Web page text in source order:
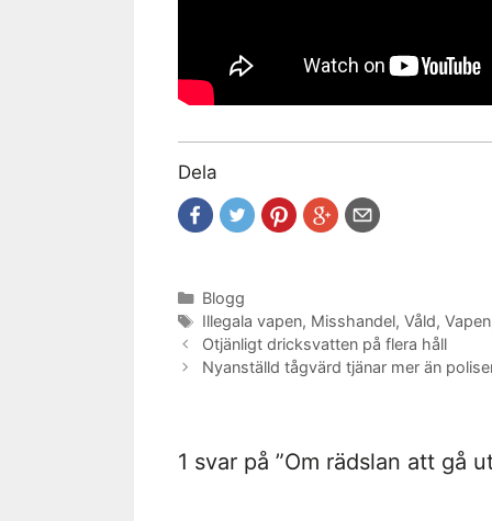
Dela
Kategorier
Blogg
Etiketter
Illegala vapen, Misshandel, Våld, Vapen
Otjänligt dricksvatten på flera håll
Nyanställd tågvärd tjänar mer än
1 svar på ”Om rädslan att gå